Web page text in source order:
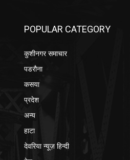
POPULAR CATEGORY
कुशीनगर समाचार
पडरौना
कसया
प्रदेश
अन्य
हाटा
देवरिया न्यूज़ हिन्दी